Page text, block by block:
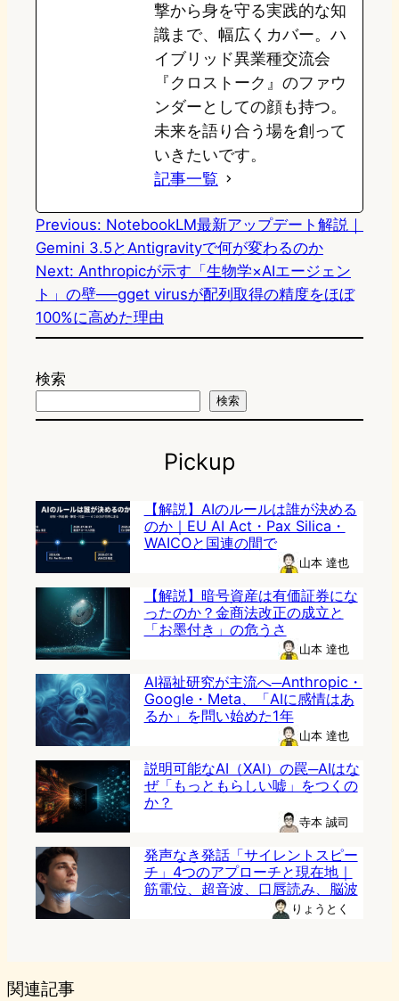
撃から身を守る実践的な知
識まで、幅広くカバー。ハ
イブリッド異業種交流会
『クロストーク』のファウ
ンダーとしての顔も持つ。
未来を語り合う場を創って
いきたいです。
記事一覧
Previous: NotebookLM最新アップデート解説｜
Gemini 3.5とAntigravityで何が変わるのか
Next: Anthropicが示す「生物学×AIエージェン
ト」の壁──gget virusが配列取得の精度をほぼ
100%に高めた理由
検索
検索
Pickup
【解説】AIのルールは誰が決める
のか｜EU AI Act・Pax Silica・
WAICOと国連の間で
山本 達也
【解説】暗号資産は有価証券にな
ったのか？金商法改正の成立と
「お墨付き」の危うさ
山本 達也
AI福祉研究が主流へ─Anthropic・
Google・Meta、「AIに感情はあ
るか」を問い始めた1年
山本 達也
説明可能なAI（XAI）の罠─AIはな
ぜ「もっともらしい嘘」をつくの
か？
寺本 誠司
発声なき発話「サイレントスピー
チ」4つのアプローチと現在地｜
筋電位、超音波、口唇読み、脳波
りょうとく
関連記事